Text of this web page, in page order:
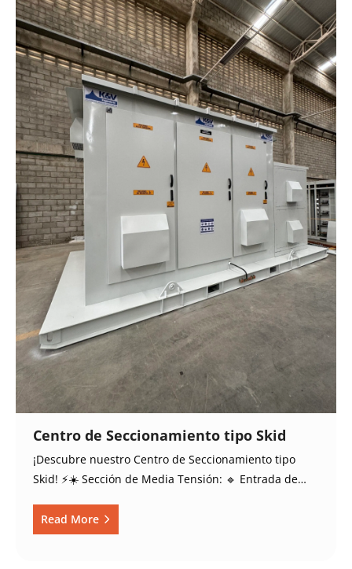
Centro de Seccionamiento tipo Skid
¡Descubre nuestro Centro de Seccionamiento tipo
Skid! ⚡️☀️ Sección de Media Tensión: 🔹 Entrada de…
Read More